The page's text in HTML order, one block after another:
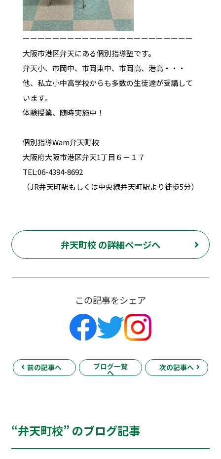
ーーーーーーーーーーーーーーーーーーーーーーー
大阪市港区弁天にある個別指導塾です。
弁天小、市岡中、市岡東中、市岡高、港高・・・
他、私立小中高学校からも多数の生徒達が受講して
います。
体験授業、随時実施中！
個別指導Wam弁天町校
大阪府大阪市港区弁天1丁目６－１７
TEL:06-4394-8692
（JR弁天町駅もしくは中央線弁天町駅より徒歩5分）
弁天町校 の詳細ページへ
この記事をシェア
前の記事へ ブログ一覧
へ
次の記事へ
“弁天町校” のブログ記事